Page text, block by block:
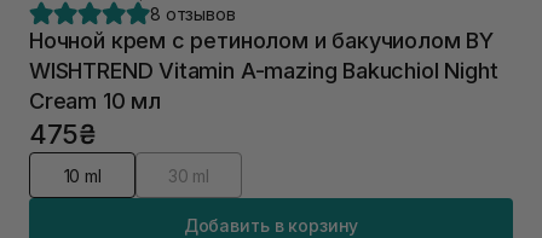
8 отзывов
Ночной крем с ретинолом и бакучиолом BY
WISHTREND Vitamin A-mazing Bakuchiol Night
Cream 10 мл
475₴
10 ml 30 ml
Добавить в корзину